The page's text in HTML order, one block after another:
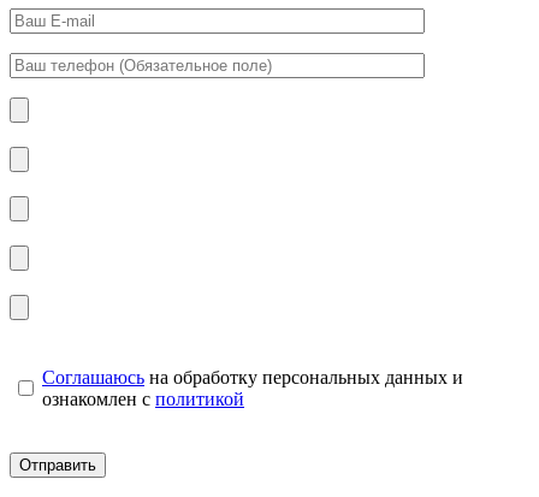
Соглашаюсь на обработку персональных данных и
ознакомлен с политикой